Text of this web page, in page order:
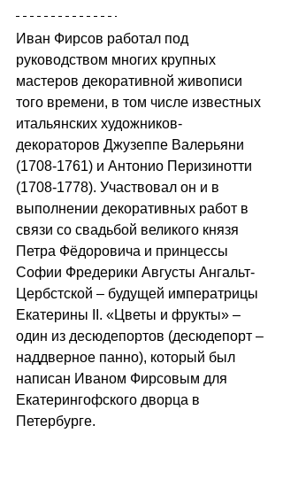
Иван Фирсов работал под
руководством многих крупных
мастеров декоративной живописи
того времени, в том числе известных
итальянских художников-
декораторов Джузеппе Валерьяни
(1708-1761) и Антонио Перизинотти
(1708-1778). Участвовал он и в
выполнении декоративных работ в
связи со свадьбой великого князя
Петра Фёдоровича и принцессы
Софии Фредерики Августы Ангальт-
Цербстской – будущей императрицы
Екатерины II. «Цветы и фрукты» –
один из десюдепортов (десюдепорт –
наддверное панно), который был
написан Иваном Фирсовым для
Екатерингофского дворца в
Петербурге.